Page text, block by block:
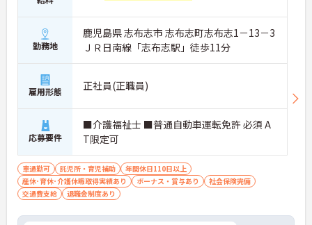
勤務地
鹿児島県 志布志市 志布志町志布志1－13－3
ＪＲ日南線「志布志駅」徒歩11分
雇用形態 正社員(正職員)
応募要件
■介護福祉士 ■普通自動車運転免許 必須 A
T限定可
車通勤可 託児所・育児補助
年間休日110日以上
産休･育休･介護休暇取得実績あり
ボーナス・賞与あり
社会保険完備
交通費支給
退職金制度あり